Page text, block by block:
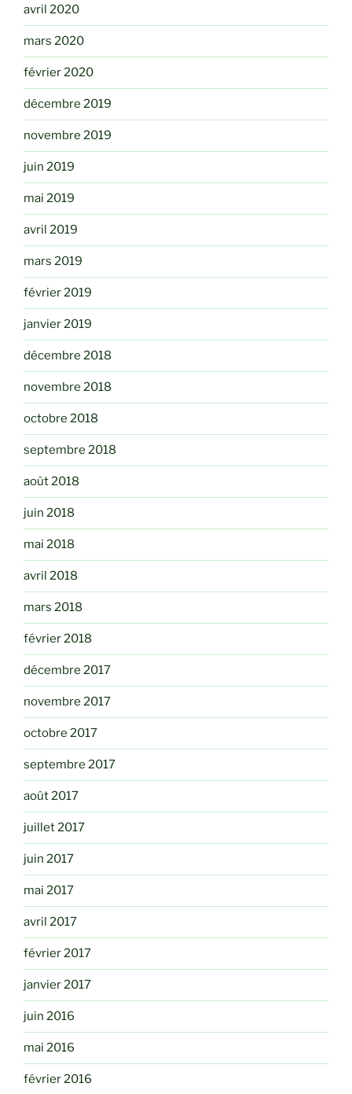
avril 2020
mars 2020
février 2020
décembre 2019
novembre 2019
juin 2019
mai 2019
avril 2019
mars 2019
février 2019
janvier 2019
décembre 2018
novembre 2018
octobre 2018
septembre 2018
août 2018
juin 2018
mai 2018
avril 2018
mars 2018
février 2018
décembre 2017
novembre 2017
octobre 2017
septembre 2017
août 2017
juillet 2017
juin 2017
mai 2017
avril 2017
février 2017
janvier 2017
juin 2016
mai 2016
février 2016